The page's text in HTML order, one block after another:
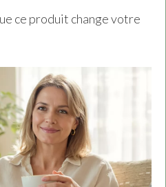
ce produit change votre